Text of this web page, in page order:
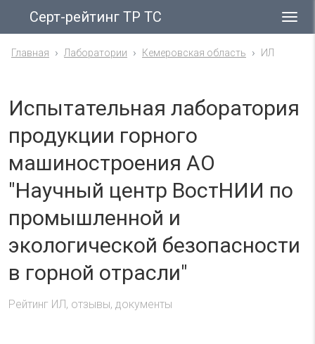
Серт-рейтинг ТР ТС
Главная Лаборатории Кемеровская область ИЛ
Испытательная лаборатория
продукции горного
машиностроения АО
"Научный центр ВостНИИ по
промышленной и
экологической безопасности
в горной отрасли"
Рейтинг ИЛ, отзывы, документы